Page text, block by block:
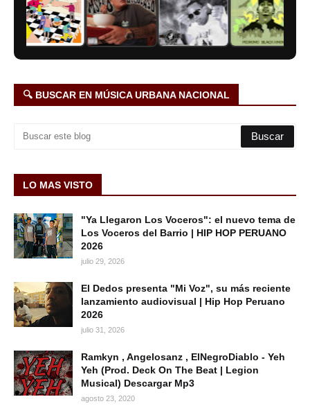
🔍 BUSCAR EN MÚSICA URBANA NACIONAL
LO MAS VISTO
"Ya Llegaron Los Voceros": el nuevo tema de
Los Voceros del Barrio | HIP HOP PERUANO
2026
julio 29, 2026
El Dedos presenta "Mi Voz", su más reciente
lanzamiento audiovisual | Hip Hop Peruano
2026
julio 31, 2026
Ramkyn , Angelosanz , ElNegroDiablo - Yeh
Yeh (Prod. Deck On The Beat | Legion
Musical) Descargar Mp3
agosto 23, 2020